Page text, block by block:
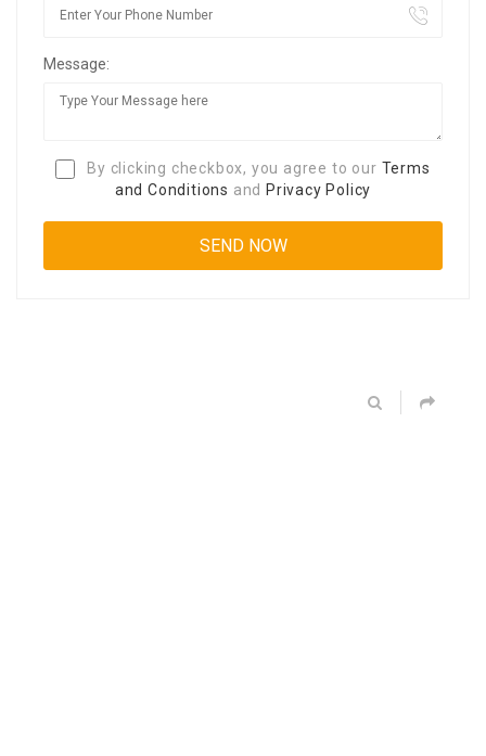
Message:
By clicking checkbox, you agree to our Terms
and Conditions and Privacy Policy